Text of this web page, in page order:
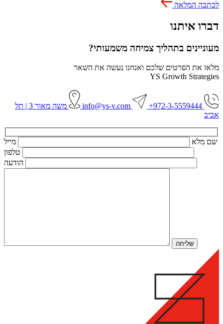
לכתבה המלאה
דברו איתנו
מעוניינים בתהליך צמיחה משמעותי?
מלאו את הפרטים שלכם ואנחנו נעשה את השאר
YS Growth Strategies
info@ys-v.com
משה מאור 3 | תל
אביב
שם מלא
מייל
טלפון
הודעה